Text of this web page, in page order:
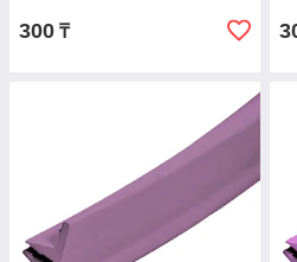
Гарантируем лучшие
300 ₸